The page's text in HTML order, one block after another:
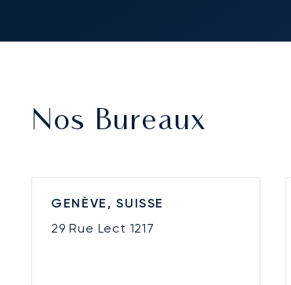
Nos Bureaux
GENÈVE, SUISSE
29 Rue Lect 1217